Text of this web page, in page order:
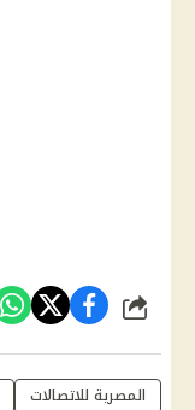
شارك
المصرية للاتصالات